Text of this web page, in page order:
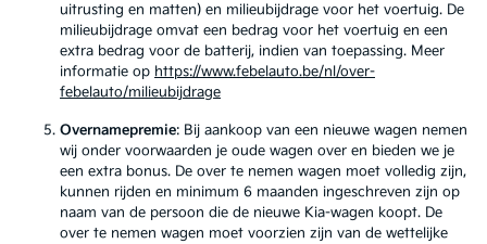
uitrusting en matten) en milieubijdrage voor het voertuig. De
milieubijdrage omvat een bedrag voor het voertuig en een
extra bedrag voor de batterij, indien van toepassing. Meer
informatie op https://www.febelauto.be/nl/over-
febelauto/milieubijdrage
Overnamepremie: Bij aankoop van een nieuwe wagen nemen
wij onder voorwaarden je oude wagen over en bieden we je
een extra bonus. De over te nemen wagen moet volledig zijn,
kunnen rijden en minimum 6 maanden ingeschreven zijn op
naam van de persoon die de nieuwe Kia-wagen koopt. De
over te nemen wagen moet voorzien zijn van de wettelijke